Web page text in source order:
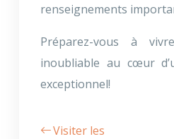
renseignements
Préparez-vous à
inoubliable au cœur
exceptionnel!
Visiter les